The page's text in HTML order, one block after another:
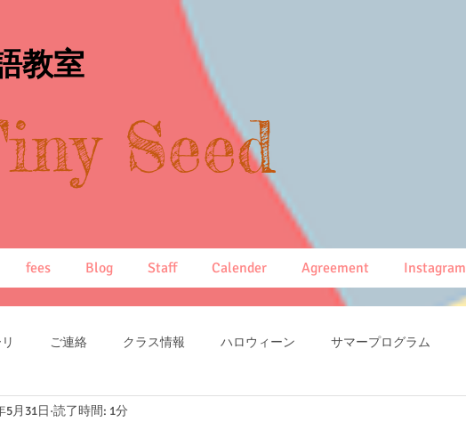
教室
Seed
fees Blog Staff Calender Agreement Instagram
ご連絡 クラス情報 ハロウィーン サマープログラム
5月31日 読了時間: 1分